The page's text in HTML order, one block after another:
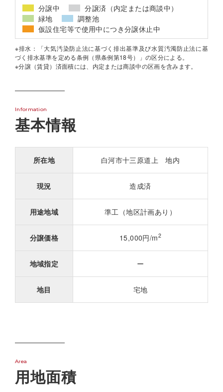
分譲中
分譲済（内定または商談中）
緑地
調整池
仮設住宅等で使用中につき分譲休止中
※排水：「大気汚染防止法に基づく排出基準及び水質汚濁防止法に基
づく排水基準を定める条例（県条例第18号）」の区分による。
※分譲（賃貸）済面積には、内定または商談中の区画を含みます。
Information
基本情報
所在地 白河市十三原道上 地内
現況 造成済
用途地域 準工（地区計画あり）
分譲価格 15,000円/m2
地域指定 ー
地目 宅地
Area
用地面積